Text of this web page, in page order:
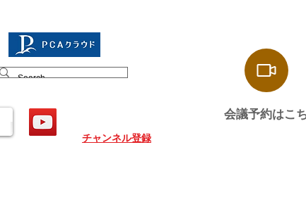
チャンネル登録
会議予約はこ